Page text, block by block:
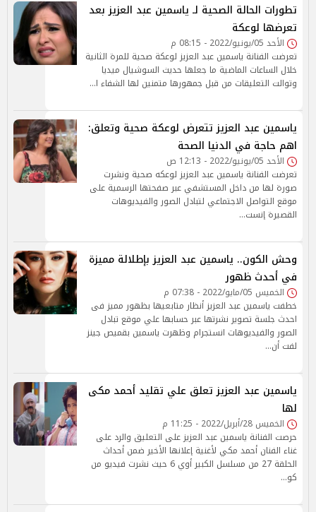
تطورات الحالة الصحية لـ ياسمين عبد العزيز بعد
تعرضها لوعكة
الأحد 05/يونيو/2022 - 08:15 م
تعرضت الفنانة ياسمين عبد العزيز لوعكة صحية للمرة الثانية
خلال الساعات الماضية ما جعلها حديث السوشيال ميديا
وتوالت التعليقات من قبل جمهورها متمنين لها الشفاء ا…
ياسمين عبد العزيز تتعرض لوعكة صحية وتعلق:
اهم حاجة في الدنيا الصحة
الأحد 05/يونيو/2022 - 12:13 ص
تعرضت الفنانة ياسمين عبد العزيز لوعكه صحية ونشرت
صورة لها من داخل المستشفي عبر صفحتها الرسمية على
موقع التواصل الاجتماعي لتبادل الصور والفيديوهات
القصيرة إنست…
وحش الكون.. ياسمين عبد العزيز بإطلالة مميزة
في أحدث ظهور
الخميس 05/مايو/2022 - 07:38 م
خطفت ياسمين عبد العزيز أنظار متابعيها بظهور مميز فى
احدث جلسة تصوير نشرتها عبر حسابها علي موقع تبادل
الصور والفيديوهات انستجرام وظهرت ياسمين بقميص جينز
لفت أن…
ياسمين عبد العزيز تعلق علي تقليد أحمد مكى
لها
الخميس 28/أبريل/2022 - 11:25 م
حرصت الفنانة ياسمين عبد العزيز على التعليق والرد على
غناء الفنان أحمد مكي لأغنية إعلانها الأخير ضمن أحداث
الحلقة 27 من مسلسل الكبير أوي 6 حيث نشرت فيديو من
كو…